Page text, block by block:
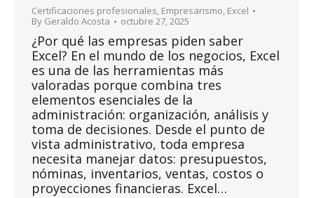
Certificaciones profesionales, Empresarismo, Excel
By Geraldo Acosta octubre 27, 2025
¿Por qué las empresas piden saber
Excel? En el mundo de los negocios, Excel
es una de las herramientas más
valoradas porque combina tres
elementos esenciales de la
administración: organización, análisis y
toma de decisiones. Desde el punto de
vista administrativo, toda empresa
necesita manejar datos: presupuestos,
nóminas, inventarios, ventas, costos o
proyecciones financieras. Excel…